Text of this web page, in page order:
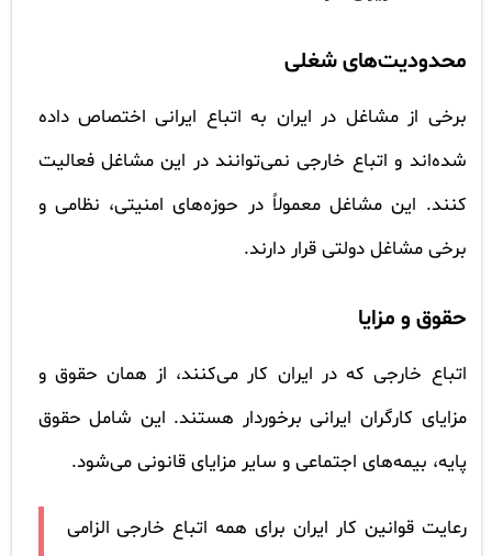
محدودیت‌های شغلی
برخی از مشاغل در ایران به اتباع ایرانی اختصاص داده
شده‌اند و اتباع خارجی نمی‌توانند در این مشاغل فعالیت
کنند. این مشاغل معمولاً در حوزه‌های امنیتی، نظامی و
برخی مشاغل دولتی قرار دارند.
حقوق و مزایا
اتباع خارجی که در ایران کار می‌کنند، از همان حقوق و
مزایای کارگران ایرانی برخوردار هستند. این شامل حقوق
پایه، بیمه‌های اجتماعی و سایر مزایای قانونی می‌شود.
رعایت قوانین کار ایران برای همه اتباع خارجی الزامی